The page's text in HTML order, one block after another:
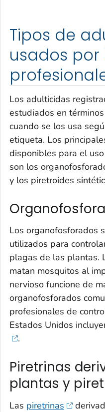
Tipos de
usados por
Los adulticidas
estudiados en
cuando se los usa
etiqueta. Los
disponibles para el
son los
y los piretroides
Los organofosforados
utilizados para
plagas de las plantas.
matan mosquitos al
nervioso funcione de
organofosforados
profesionales de
Estados Unidos
.
Piretrinas
plantas y
Las piretrinas